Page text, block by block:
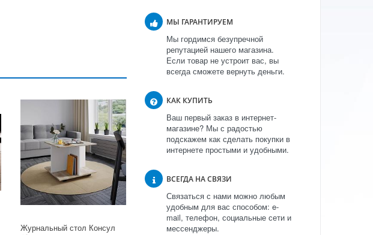
Журнальный стол Консул
МЫ ГАРАНТИРУЕМ
Мы гордимся безупречной
репутацией нашего магазина.
Если товар не устроит вас, вы
всегда сможете вернуть деньги.
КАК КУПИТЬ
Ваш первый заказ в интернет-
магазине? Мы с радостью
подскажем как сделать покупки в
интернете простыми и удобными.
ВСЕГДА НА СВЯЗИ
Связаться с нами можно любым
удобным для вас способом: e-
mail, телефон, социальные сети и
мессенджеры.